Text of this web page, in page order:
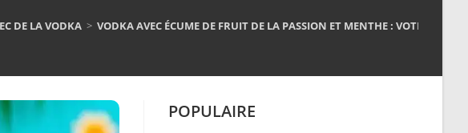
DE LA VODKA > VODKA AVEC ÉCUME DE FRUIT DE LA PASSION ET MENTHE : VOTRE
POPULAIRE